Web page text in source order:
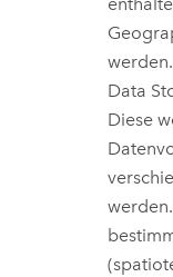
Data
Diese